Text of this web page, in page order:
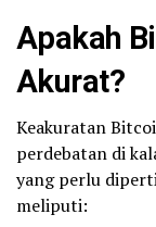
Apakah
Akurat?
Keakuratan
perdebatan di
yang perlu
meliputi: